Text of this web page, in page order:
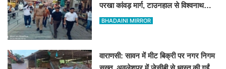
परखा कांवड़ मार्ग, टाउनहाल से विश्वनाथ
मंदिर तक किया पैदल और गोल्फ कार्ट से
BHADAINI MIRROR
वाराणसी: सावन में मीट बिक्री पर नगर निगम